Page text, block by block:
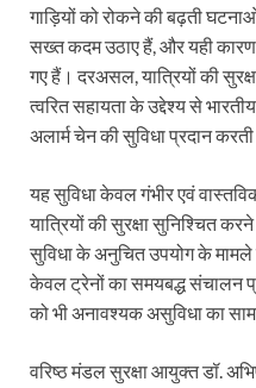
गाड़ियों को रोकने की बढ़ती
सख्त कदम उठाए हैं, और यही कारण
गए हैं। दरअसल, यात्रियों की
त्वरित सहायता के उद्देश्य से
अलार्म चेन की सुविधा प्रदान
यह सुविधा केवल गंभीर एवं
यात्रियों की सुरक्षा सुनिश्चित
सुविधा के अनुचित उपयोग के
केवल ट्रेनों का समयबद्ध संचालन
को भी अनावश्यक असुविधा का
वरिष्ठ मंडल सुरक्षा आयुक्त डॉ.